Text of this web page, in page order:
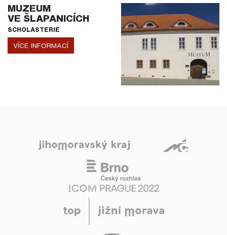
MUZEUM
VE ŠLAPANICÍCH
SCHOLASTERIE
VÍCE INFORMACÍ